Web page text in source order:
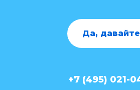
Да,
+7 (495) 021-